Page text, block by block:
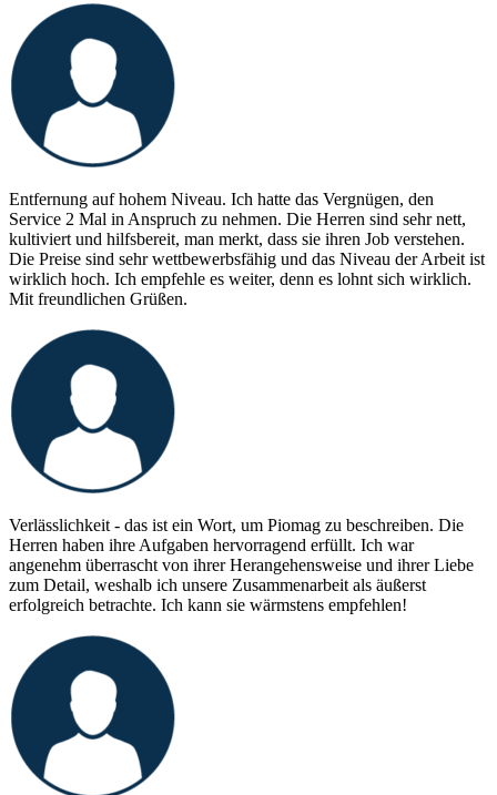
Entfernung auf hohem Niveau. Ich hatte das Vergnügen, den
Service 2 Mal in Anspruch zu nehmen. Die Herren sind sehr nett,
kultiviert und hilfsbereit, man merkt, dass sie ihren Job verstehen.
Die Preise sind sehr wettbewerbsfähig und das Niveau der Arbeit ist
wirklich hoch. Ich empfehle es weiter, denn es lohnt sich wirklich.
Mit freundlichen Grüßen.
Verlässlichkeit - das ist ein Wort, um Piomag zu beschreiben. Die
Herren haben ihre Aufgaben hervorragend erfüllt. Ich war
angenehm überrascht von ihrer Herangehensweise und ihrer Liebe
zum Detail, weshalb ich unsere Zusammenarbeit als äußerst
erfolgreich betrachte. Ich kann sie wärmstens empfehlen!